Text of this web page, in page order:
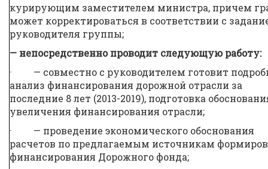
курирующим заместителем министра, причем
может корректироваться в соответствии с
руководителя группы;
— непосредственно проводит следующую работу:
· — совместно с руководителем готовит
анализ финансирования дорожной отрасли за
последние 8 лет (2013-2019), подготовка
увеличения финансирования отрасли;
· — проведение экономического обоснования
расчетов по предлагаемым источникам
финансирования Дорожного фонда;